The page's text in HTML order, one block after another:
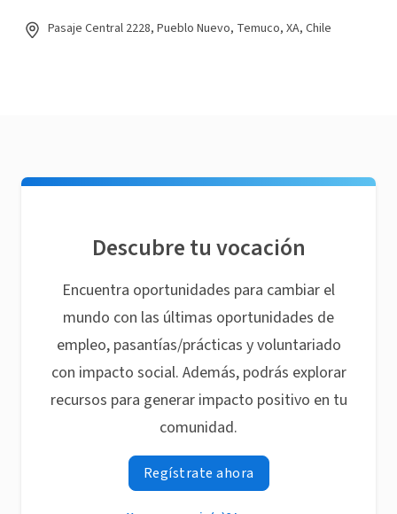
Pasaje Central 2228, Pueblo Nuevo, Temuco, XA, Chile
Descubre tu vocación
Encuentra oportunidades para cambiar el
mundo con las últimas oportunidades de
empleo, pasantías/prácticas y voluntariado
con impacto social. Además, podrás explorar
recursos para generar impacto positivo en tu
comunidad.
Regístrate ahora